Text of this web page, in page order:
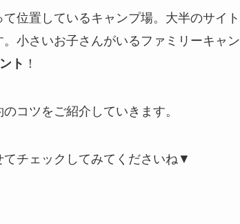
位置しているキャンプ場。大半のサイト
。小さいお子さんがいるファミリーキャン
ト ！
コツをご紹介していきます。
チェックしてみてくださいね▼